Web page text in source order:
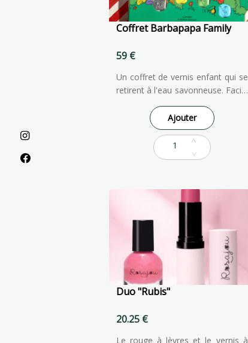
Coffret Barbapapa Family
59 €
Un coffret de vernis enfant qui se
retirent à l'eau savonneuse. Facile
à appliquer et à enlever, notre
vernis à ongles pour enfants est
formulé à partir d'ingrédients
d'origine naturelle pour qu'ils
puissent faire comme les grands !
Ajouter
Duo "Rubis"
20.25 €
Le rouge à lèvres et le vernis à